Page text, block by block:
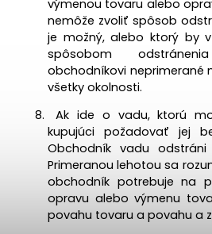
výmenou tovaru alebo
nemôže zvoliť spôsob
je možný, alebo ktorý by
spôsobom
obchodníkovi neprimerané
všetky okolnosti.
Ak ide o vadu, ktorú
kupujúci požadovať jej
Obchodník vadu
Primeranou lehotou sa
obchodník potrebuje na
opravu alebo výmenu
povahu tovaru a povahu a